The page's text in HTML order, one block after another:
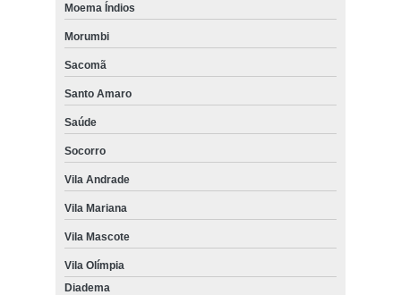
Moema Índios
Morumbi
Sacomã
Santo Amaro
Saúde
Socorro
Vila Andrade
Vila Mariana
Vila Mascote
Vila Olímpia
Diadema